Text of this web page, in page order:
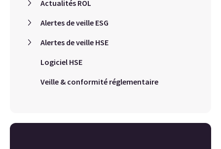
Actualités ROL
Alertes de veille ESG
Alertes de veille HSE
Logiciel HSE
Veille & conformité réglementaire